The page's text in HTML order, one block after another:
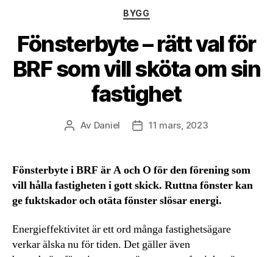
Kategorier
BYGG
Fönsterbyte – rätt val för
BRF som vill sköta om sin
fastighet
Inläggsförfattare
Av Daniel Inläggsdatum
11 mars, 2023
Fönsterbyte i BRF är A och O för den förening som
vill hålla fastigheten i gott skick. Ruttna fönster kan
ge fuktskador och otäta fönster slösar energi.
Energieffektivitet är ett ord många fastighetsägare
verkar älska nu för tiden. Det gäller även